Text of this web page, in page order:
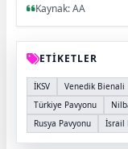
Kaynak: AA
ETİKETLER
İKSV Venedik Bienali
Türkiye Pavyonu
Rusya Pavyonu
İsrail